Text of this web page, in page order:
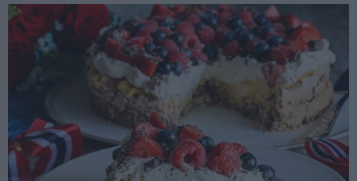
Hopp
hovedinnhold